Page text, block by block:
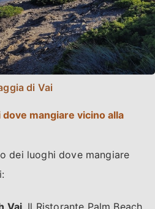
di Vai
mangiare vicino alla
dei luoghi dove mangiare
Vai . Il Ristorante Palm Beach